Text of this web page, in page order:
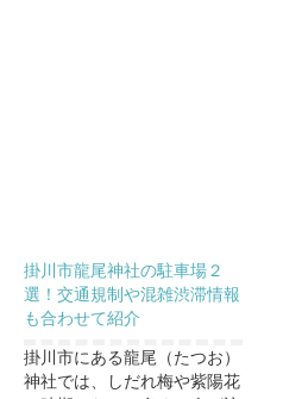
掛川市龍尾神社の駐車場２
選！交通規制や混雑渋滞情報
も合わせて紹介
掛川市にある龍尾（たつお）
神社では、しだれ梅や紫陽花